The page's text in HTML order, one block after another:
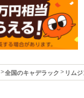
全国のキャデラック リム